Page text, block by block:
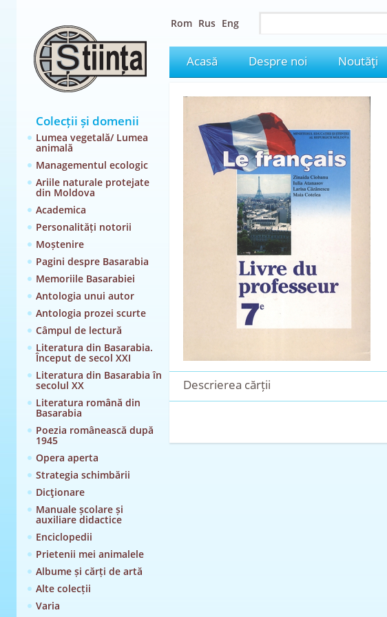
Colecții și domenii
Lumea vegetală/ Lumea
animală
Managementul ecologic
Ariile naturale protejate
din Moldova
Academica
Personalități notorii
Moștenire
Pagini despre Basarabia
Memoriile Basarabiei
Antologia unui autor
Antologia prozei scurte
Câmpul de lectură
Literatura din Basarabia.
Început de secol XXI
Literatura din Basarabia în
secolul XX
Literatura română din
Basarabia
Poezia românească după
1945
Opera aperta
Strategia schimbării
Dicţionare
Manuale școlare și
auxiliare didactice
Enciclopedii
Prietenii mei animalele
Albume și cărți de artă
Alte colecții
Varia
Rom Rus Eng
Acasă Despre noi Noutăţi
Descrierea cărții